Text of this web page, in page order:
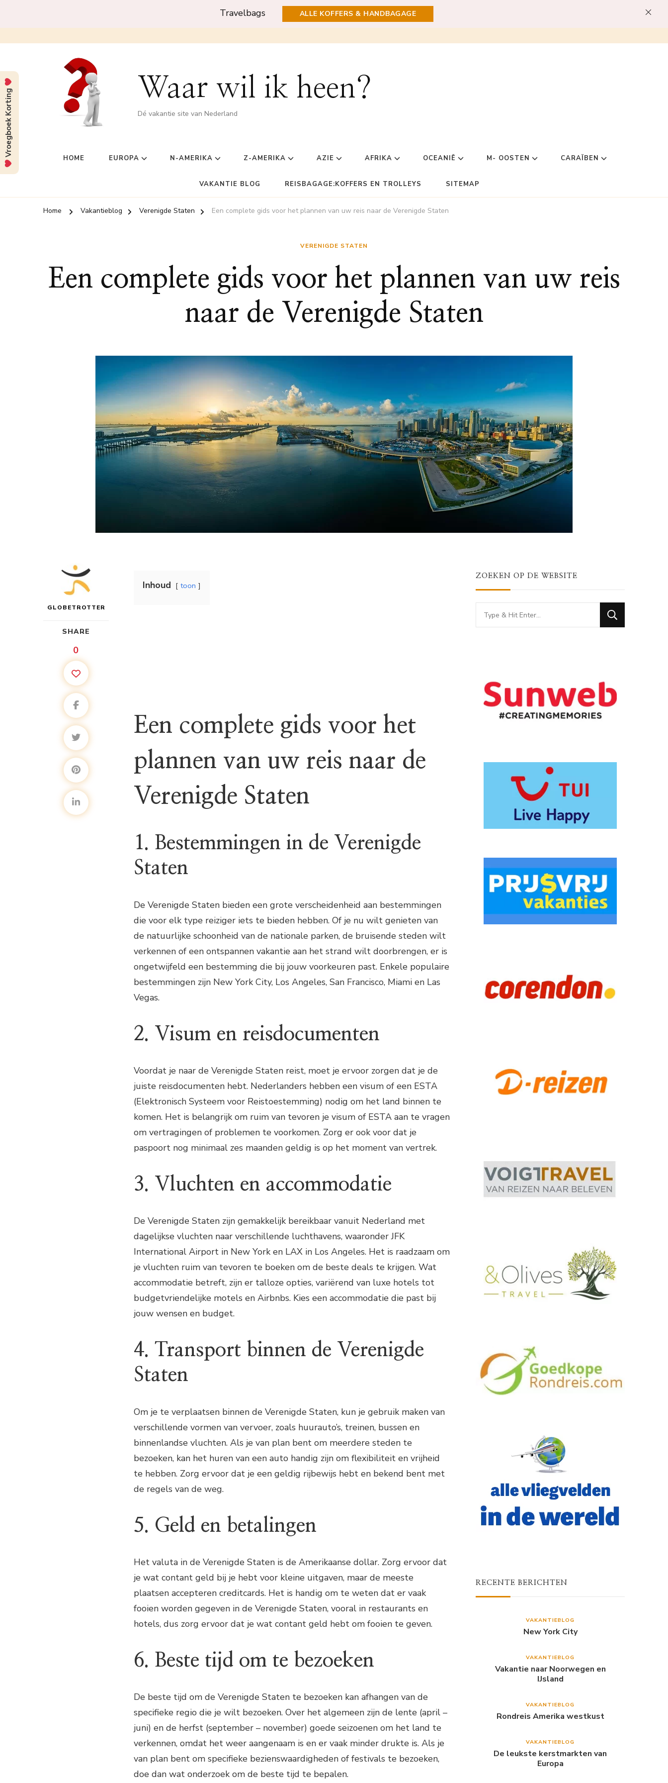
Travelbags ALLE KOFFERS & HANDBAGAGE
Waar wil ik heen?
Dé vakantie site van Nederland
HOME EUROPA N-AMERIKA Z-AMERIKA AZIE AFRIKA OCEANIË M- OOSTEN CARAÏBEN
VAKANTIE BLOG REISBAGAGE:KOFFERS EN TROLLEYS SITEMAP
Home Vakantieblog Verenigde Staten Een complete gids voor het plannen van uw reis naar de Verenigde Staten
VERENIGDE STATEN
Een complete gids voor het plannen van uw reis
naar de Verenigde Staten
GLOBETROTTER
SHARE
0
Inhoud toon
Een complete gids voor het
plannen van uw reis naar de
Verenigde Staten
1. Bestemmingen in de Verenigde
Staten
De Verenigde Staten bieden een grote verscheidenheid aan bestemmingen
die voor elk type reiziger iets te bieden hebben. Of je nu wilt genieten van
de natuurlijke schoonheid van de nationale parken, de bruisende steden wilt
verkennen of een ontspannen vakantie aan het strand wilt doorbrengen, er is
ongetwijfeld een bestemming die bij jouw voorkeuren past. Enkele populaire
bestemmingen zijn New York City, Los Angeles, San Francisco, Miami en Las
Vegas.
2. Visum en reisdocumenten
Voordat je naar de Verenigde Staten reist, moet je ervoor zorgen dat je de
juiste reisdocumenten hebt. Nederlanders hebben een visum of een ESTA
(Elektronisch Systeem voor Reistoestemming) nodig om het land binnen te
komen. Het is belangrijk om ruim van tevoren je visum of ESTA aan te vragen
om vertragingen of problemen te voorkomen. Zorg er ook voor dat je
paspoort nog minimaal zes maanden geldig is op het moment van vertrek.
3. Vluchten en accommodatie
De Verenigde Staten zijn gemakkelijk bereikbaar vanuit Nederland met
dagelijkse vluchten naar verschillende luchthavens, waaronder JFK
International Airport in New York en LAX in Los Angeles. Het is raadzaam om
je vluchten ruim van tevoren te boeken om de beste deals te krijgen. Wat
accommodatie betreft, zijn er talloze opties, variërend van luxe hotels tot
budgetvriendelijke motels en Airbnbs. Kies een accommodatie die past bij
jouw wensen en budget.
4. Transport binnen de Verenigde
Staten
Om je te verplaatsen binnen de Verenigde Staten, kun je gebruik maken van
verschillende vormen van vervoer, zoals huurauto’s, treinen, bussen en
binnenlandse vluchten. Als je van plan bent om meerdere steden te
bezoeken, kan het huren van een auto handig zijn om flexibiliteit en vrijheid
te hebben. Zorg ervoor dat je een geldig rijbewijs hebt en bekend bent met
de regels van de weg.
5. Geld en betalingen
Het valuta in de Verenigde Staten is de Amerikaanse dollar. Zorg ervoor dat
je wat contant geld bij je hebt voor kleine uitgaven, maar de meeste
plaatsen accepteren creditcards. Het is handig om te weten dat er vaak
fooien worden gegeven in de Verenigde Staten, vooral in restaurants en
hotels, dus zorg ervoor dat je wat contant geld hebt om fooien te geven.
6. Beste tijd om te bezoeken
De beste tijd om de Verenigde Staten te bezoeken kan afhangen van de
specifieke regio die je wilt bezoeken. Over het algemeen zijn de lente (april –
juni) en de herfst (september – november) goede seizoenen om het land te
verkennen, omdat het weer aangenaam is en er vaak minder drukte is. Als je
van plan bent om specifieke bezienswaardigheden of festivals te bezoeken,
doe dan wat onderzoek om de beste tijd te bepalen.
ZOEKEN OP DE WEBSITE
Looking
for
RECENTE BERICHTEN
VAKANTIEBLOG
New York City
VAKANTIEBLOG
Vakantie naar Noorwegen en
IJsland
VAKANTIEBLOG
Rondreis Amerika westkust
VAKANTIEBLOG
De leukste kerstmarkten van
Europa
Vroegboek Korting